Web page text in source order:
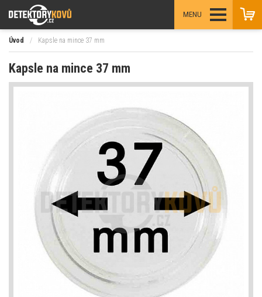
MENU
Úvod / Kapsle na mince 37 mm
Kapsle na mince 37 mm